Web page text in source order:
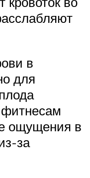
в
для
ощущения в
за